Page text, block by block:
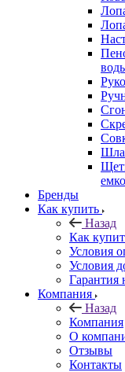
Бренды
Как купить
Назад
Как
Условия
Условия
Гарантия
Компания
Назад
Компания
О
Отзывы
Контакты